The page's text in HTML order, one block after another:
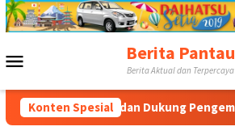
Loncat
ke
Berita Pantau
Berita Aktual dan Terpercaya
Konten Spesial
Dukung Pengembangan Bogor Timur